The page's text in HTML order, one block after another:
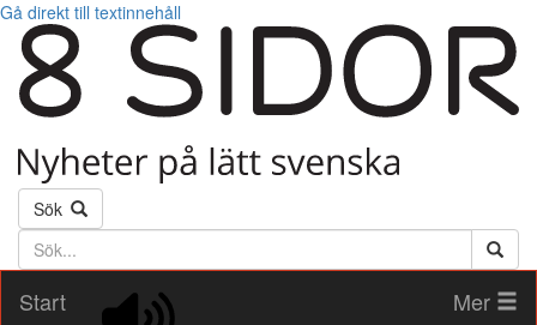
Gå direkt till textinnehåll
Sök
Söktext
Start
Mer